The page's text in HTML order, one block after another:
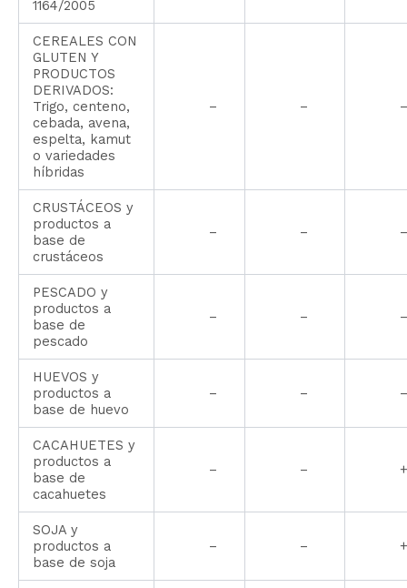
1164/2005
CEREALES CON
GLUTEN Y
PRODUCTOS
DERIVADOS:
Trigo, centeno,
cebada, avena,
espelta, kamut
o variedades
híbridas
– – –
CRUSTÁCEOS y
productos a
base de
crustáceos
– – –
PESCADO y
productos a
base de
pescado
– – –
HUEVOS y
productos a
base de huevo
– – –
CACAHUETES y
productos a
base de
cacahuetes
– – +
SOJA y
productos a
base de soja
– – +